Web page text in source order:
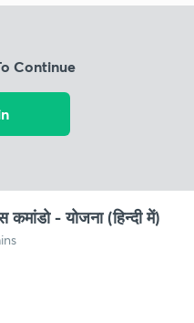
Continue
कमांडो - योजना (हिन्दी में)